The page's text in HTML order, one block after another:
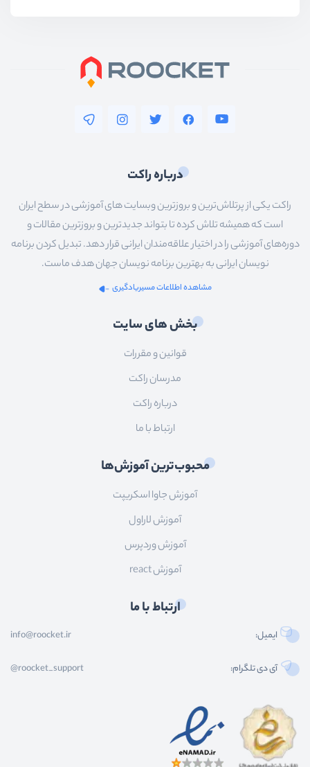
درباره راکت
راکت یکی از پرتلاش‌ترین و بروزترین وبسایت های آموزشی در سطح ایران
است که همیشه تلاش کرده تا بتواند جدیدترین و بروزترین مقالات و
دوره‌های آموزشی را در اختیار علاقه‌مندان ایرانی قرار دهد. تبدیل کردن برنامه
نویسان ایرانی به بهترین برنامه نویسان جهان هدف ماست.
مشاهده اطلاعات مسیریادگیری
بخش های سایت
قوانین و مقررات
مدرسان راکت
درباره راکت
ارتباط با ما
محبوب‌ترین آموزش‌ها
آموزش جاوا اسکریپت
آموزش لاراول
آموزش وردپرس
آموزش react
ارتباط با ما
ایمیل: info@roocket.ir
آی دی تلگرام: @roocket_support